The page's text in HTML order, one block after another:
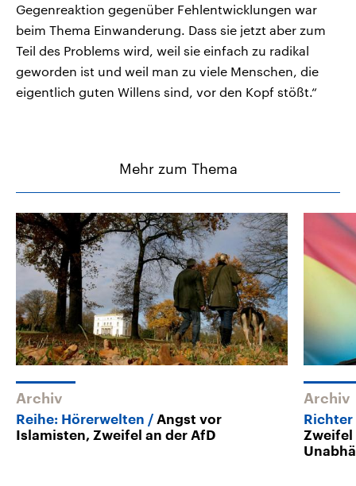
Gegenreaktion gegenüber Fehlentwicklungen war
beim Thema Einwanderung. Dass sie jetzt aber zum
Teil des Problems wird, weil sie einfach zu radikal
geworden ist und weil man zu viele Menschen, die
eigentlich guten Willens sind, vor den Kopf stößt.“
Mehr zum Thema
Archiv
Reihe: Hörerwelten
Angst vor
Islamisten, Zweifel an der AfD
Archiv
Zweifel